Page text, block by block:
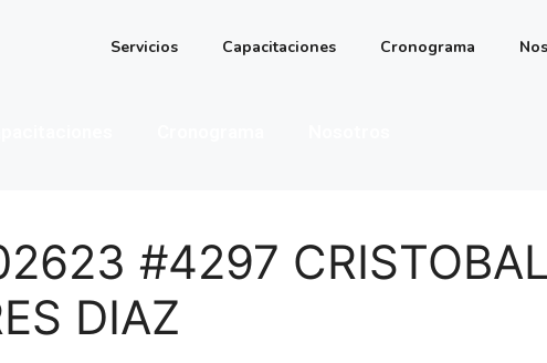
Servicios Capacitaciones Cronograma
#4297 CRISTOBAL
DIAZ